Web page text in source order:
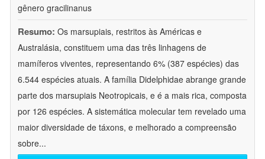
gênero gracilinanus
Resumo: Os marsupiais, restritos às Américas e
Australásia, constituem uma das três linhagens de
mamíferos viventes, representando 6% (387 espécies) das
6.544 espécies atuais. A família Didelphidae abrange grande
parte dos marsupiais Neotropicais, e é a mais rica, composta
por 126 espécies. A sistemática molecular tem revelado uma
maior diversidade de táxons, e melhorado a compreensão
sobre...